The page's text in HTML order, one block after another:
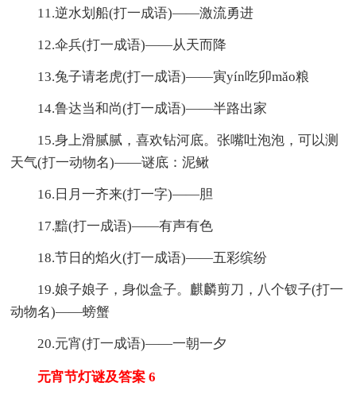
11.逆水划船(打一成语)——激流勇进
12.伞兵(打一成语)——从天而降
13.兔子请老虎(打一成语)——寅yín吃卯mǎo粮
14.鲁达当和尚(打一成语)——半路出家
15.身上滑腻腻，喜欢钻河底。张嘴吐泡泡，可以测
天气(打一动物名)——谜底：泥鳅
16.日月一齐来(打一字)——胆
17.黯(打一成语)——有声有色
18.节日的焰火(打一成语)——五彩缤纷
19.娘子娘子，身似盒子。麒麟剪刀，八个钗子(打一
动物名)——螃蟹
20.元宵(打一成语)——一朝一夕
元宵节灯谜及答案 6